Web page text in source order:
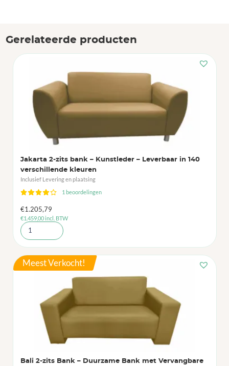
Gerelateerde producten
Jakarta 2-zits bank – Kunstleder – Leverbaar in 140
verschillende kleuren
Inclusief Levering en plaatsing
1 beoordelingen
€1.205,79
€1.459,00incl. BTW
Meest Verkocht!
Bali 2-zits Bank – Duurzame Bank met Vervangbare